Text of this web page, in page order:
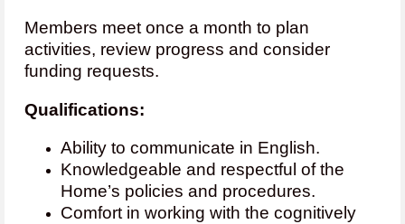
Members meet once a month to plan
activities, review progress and consider
funding requests.
Qualifications:
Ability to communicate in English.
Knowledgeable and respectful of the
Home’s policies and procedures.
Comfort in working with the cognitively